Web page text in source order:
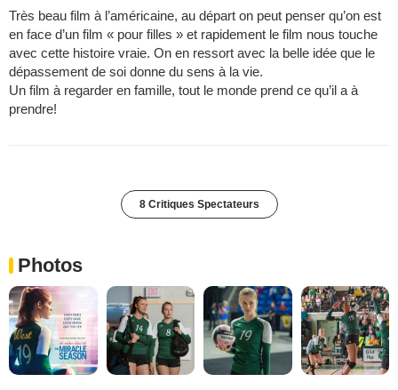
Très beau film à l’américaine, au départ on peut penser qu’on est
en face d’un film « pour filles » et rapidement le film nous touche
avec cette histoire vraie. On en ressort avec la belle idée que le
dépassement de soi donne du sens à la vie.
Un film à regarder en famille, tout le monde prend ce qu’il a à
prendre!
8 Critiques Spectateurs
Photos